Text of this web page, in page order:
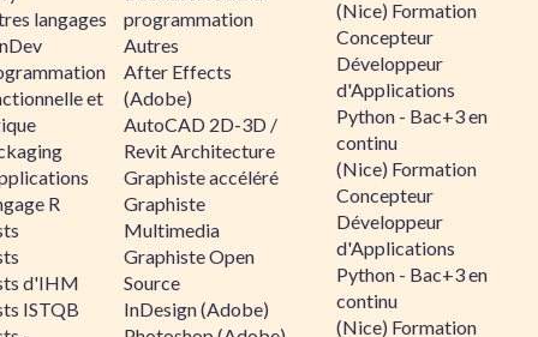
langages
et
R
d'IHM
ISTQB
programmation
Autres
After Effects
(Adobe)
AutoCAD 2D-3D /
Revit Architecture
Graphiste accéléré
Graphiste
Multimedia
Graphiste Open
Source
InDesign (Adobe)
(Nice) Formation
Concepteur
Développeur
d'Applications
Python - Bac+3 en
continu
(Nice) Formation
Concepteur
Développeur
d'Applications
Python - Bac+3 en
continu
(Nice) Formation